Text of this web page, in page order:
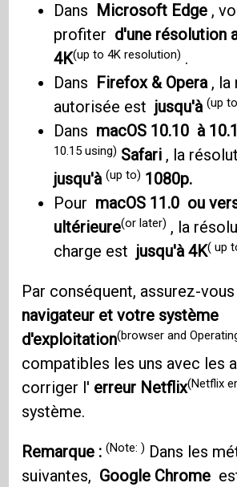
Dans
Microsoft Edge ,
profiter d'une résolution
4K(up to 4K resolution) .
Dans Firefox & Opera, la
autorisée est jusqu'à(up
Dans macOS 10.10 à
10.15 using) Safari , la
jusqu'à(up to) 1080p.
Pour macOS 11.0 ou
ultérieure(or later) , la
charge est jusqu'à 4K( up
Par conséquent, assurez-
navigateur et votre système
d'exploitation(browser and
compatibles les uns avec les
corriger l' erreur Netflix(Netflix
système.
Remarque :(Note: ) Dans les
suivantes, Google Chrome